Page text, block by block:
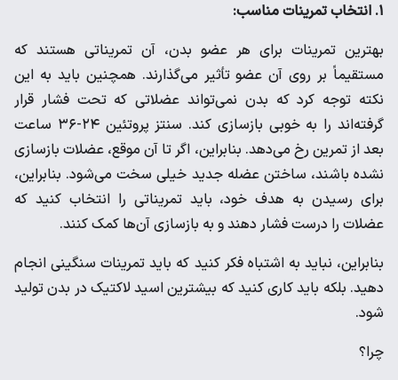
۱. انتخاب تمرینات مناسب:
بهترین تمرینات برای هر عضو بدن، آن تمریناتی هستند که
مستقیماً بر روی آن عضو تأثیر می‌گذارند. همچنین باید به این
نکته توجه کرد که بدن نمی‌تواند عضلاتی که تحت فشار قرار
گرفته‌اند را به خوبی بازسازی کند. سنتز پروتئین ۲۴-۳۶ ساعت
بعد از تمرین رخ می‌دهد. بنابراین، اگر تا آن موقع، عضلات بازسازی
نشده باشند، ساختن عضله جدید خیلی سخت می‌شود. بنابراین،
برای رسیدن به هدف خود، باید تمریناتی را انتخاب کنید که
عضلات را درست فشار دهند و به بازسازی آن‌ها کمک کنند.
بنابراین، نباید به اشتباه فکر کنید که باید تمرینات سنگینی انجام
دهید. بلکه باید کاری کنید که بیشترین اسید لاکتیک در بدن تولید
شود.
چرا؟